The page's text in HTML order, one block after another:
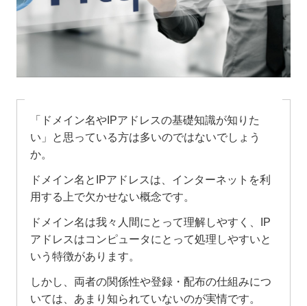
「ドメイン名やIPアドレスの基礎知識が知りた
い」と思っている方は多いのではないでしょう
か。
ドメイン名とIPアドレスは、インターネットを利
用する上で欠かせない概念です。
ドメイン名は我々人間にとって理解しやすく、IP
アドレスはコンピュータにとって処理しやすいと
いう特徴があります。
しかし、両者の関係性や登録・配布の仕組みにつ
いては、あまり知られていないのが実情です。